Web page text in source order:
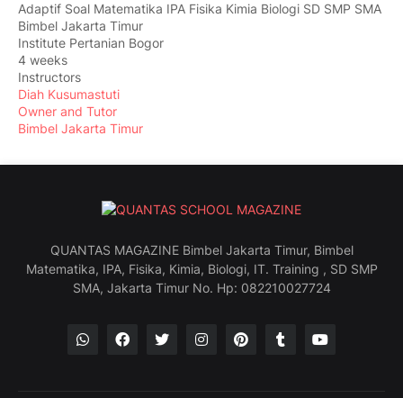
Adaptif Soal Matematika IPA Fisika Kimia Biologi SD SMP SMA
Bimbel Jakarta Timur
Institute Pertanian Bogor
4 weeks
Instructors
Diah Kusumastuti
Owner and Tutor
Bimbel Jakarta Timur
QUANTAS MAGAZINE Bimbel Jakarta Timur, Bimbel
Matematika, IPA, Fisika, Kimia, Biologi, IT. Training , SD SMP
SMA, Jakarta Timur No. Hp: 082210027724